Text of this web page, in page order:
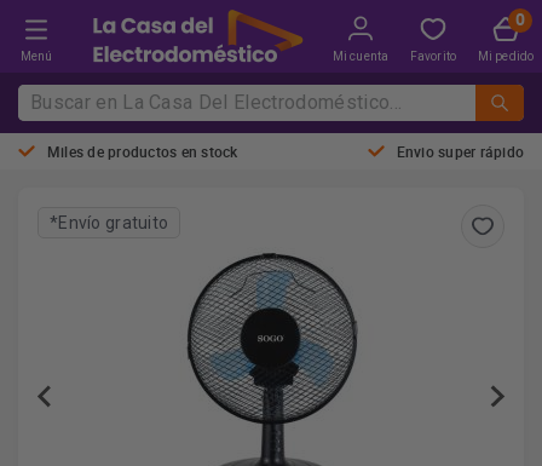
Menú Mi cuenta Favorito Mi pedido
Miles de productos en stock Envio super rápido
*Envío gratuito